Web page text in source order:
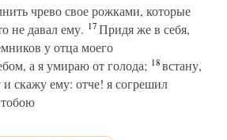
чрево свое рожками, которые
не давал ему. 17Придя же в себя,
у отца моего
а я умираю от голода; 18встану,
скажу ему: отче! я согрешил